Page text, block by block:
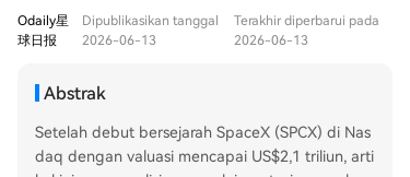
Odaily星
球日报
Dipublikasikan tanggal
2026-06-13
Terakhir diperbarui pada
2026-06-13
Abstrak
Setelah debut bersejarah SpaceX (SPCX) di Nas
daq dengan valuasi mencapai US$2,1 triliun, arti